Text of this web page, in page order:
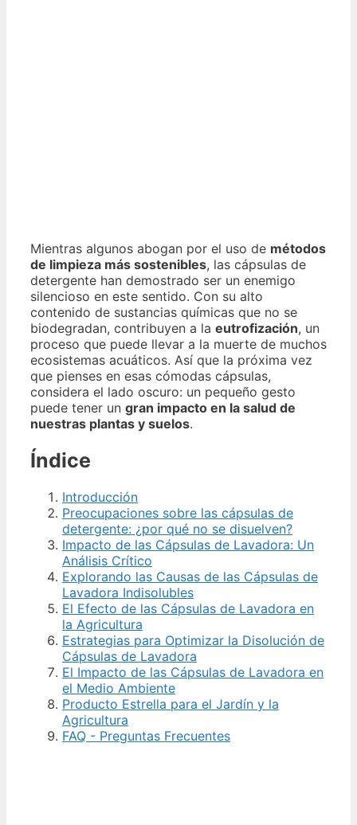
Mientras algunos abogan por el uso de métodos
de limpieza más sostenibles, las cápsulas de
detergente han demostrado ser un enemigo
silencioso en este sentido. Con su alto
contenido de sustancias químicas que no se
biodegradan, contribuyen a la eutrofización, un
proceso que puede llevar a la muerte de muchos
ecosistemas acuáticos. Así que la próxima vez
que pienses en esas cómodas cápsulas,
considera el lado oscuro: un pequeño gesto
puede tener un gran impacto en la salud de
nuestras plantas y suelos.
Índice
Introducción
Preocupaciones sobre las cápsulas de
detergente: ¿por qué no se disuelven?
Impacto de las Cápsulas de Lavadora: Un
Análisis Crítico
Explorando las Causas de las Cápsulas de
Lavadora Indisolubles
El Efecto de las Cápsulas de Lavadora en
la Agricultura
Estrategias para Optimizar la Disolución de
Cápsulas de Lavadora
El Impacto de las Cápsulas de Lavadora en
el Medio Ambiente
Producto Estrella para el Jardín y la
Agricultura
FAQ - Preguntas Frecuentes